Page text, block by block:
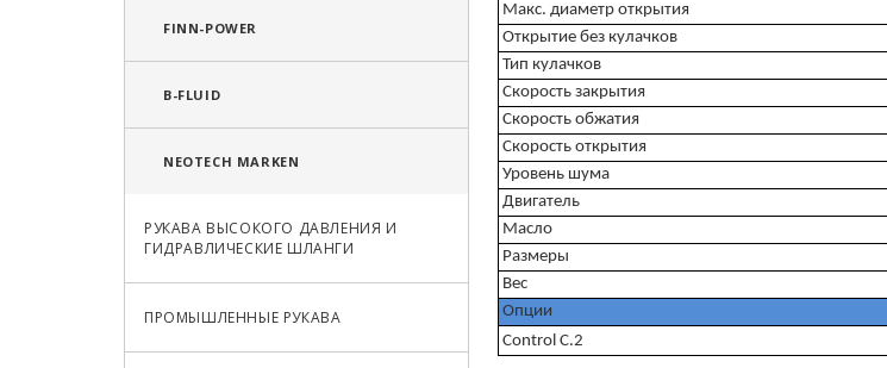
FINN-POWER
B-FLUID
NEOTECH MARKEN
РУКАВА ВЫСОКОГО ДАВЛЕНИЯ И
ГИДРАВЛИЧЕСКИЕ ШЛАНГИ
ПРОМЫШЛЕННЫЕ РУКАВА
Макс. диаметр открытия
Открытие без кулачков
Тип кулачков
Скорость закрытия
Скорость обжатия
Скорость открытия
Уровень шума
Двигатель
Масло
Размеры
Вес
Опции
Control С.2